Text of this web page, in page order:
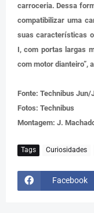
carroceria. Dessa
compatibilizar uma
suas características
I, com portas largas
com motor dianteiro”,
Fonte: Technibus Jun/
Fotos: Technibus
Montagem: J.
Tags Curiosidades
Facebook